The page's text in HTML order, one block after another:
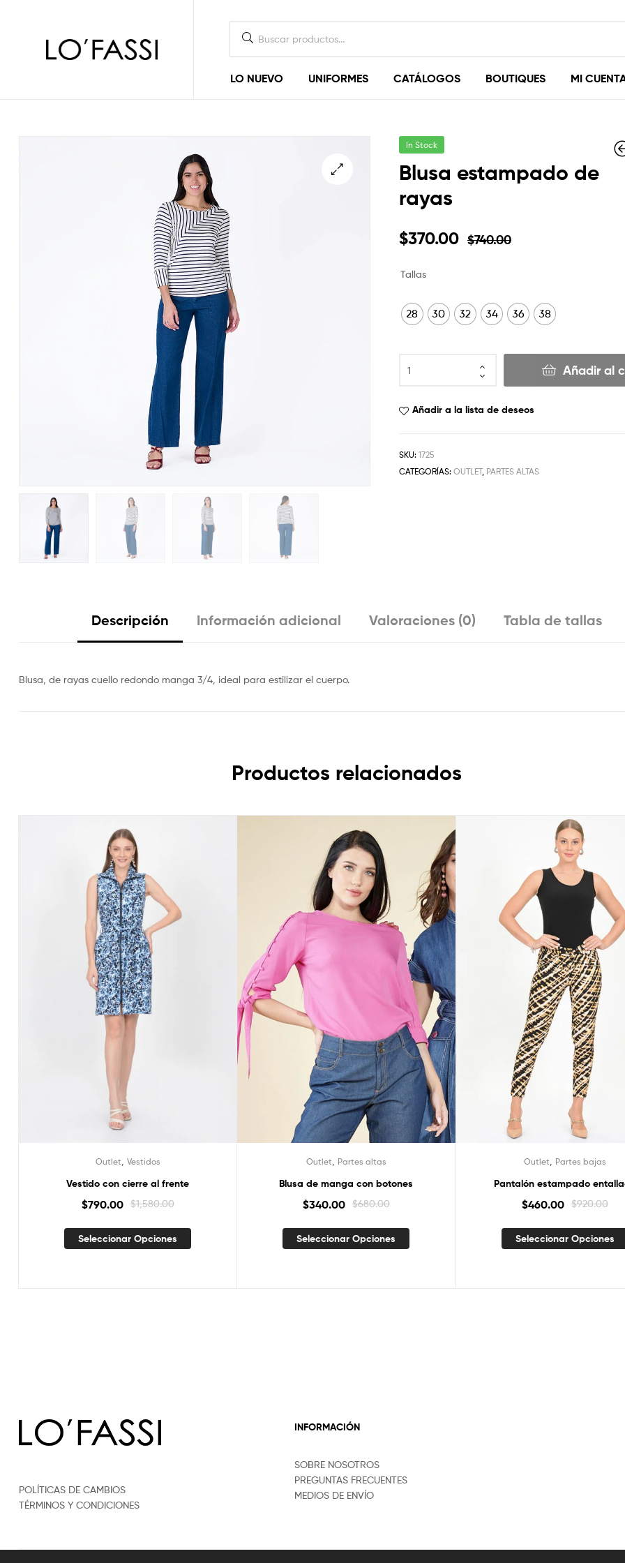
LO NUEVO UNIFORMES CATÁLOGOS BOUTIQUES MI
In Stock
Blusa estampado de
rayas
$740.00
$370.00
Tallas
28 30 32 34 36 38
Añadir al
Añadir a la lista de deseos
SKU: 1725
CATEGORÍAS: OUTLET, PARTES ALTAS
Descripción Información adicional Valoraciones (0) Tabla de tallas
Blusa, de rayas cuello redondo manga 3/4, ideal para estilizar el cuerpo.
Productos relacionados
Outlet Vestidos
Vestido con cierre al frente
$1,580.00
$790.00
Seleccionar Opciones
Outlet Partes altas
Blusa de manga con botones
$680.00
$340.00
Seleccionar Opciones
Outlet Partes bajas
Pantalón estampado
$920.00
$460.00
Seleccionar Opciones
POLÍTICAS DE CAMBIOS
TÉRMINOS Y CONDICIONES
INFORMACIÓN
SOBRE NOSOTROS
PREGUNTAS FRECUENTES
MEDIOS DE ENVÍO